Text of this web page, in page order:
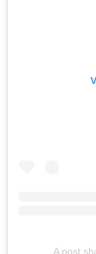
A post